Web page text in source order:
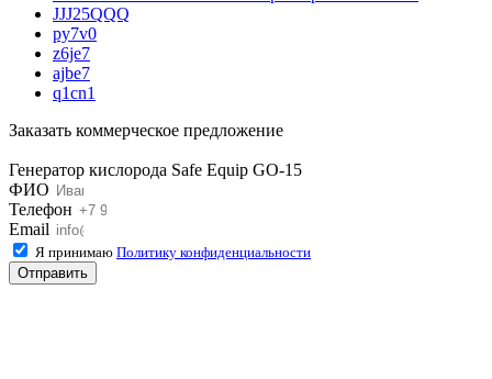
JJJ25QQQ
py7v0
z6je7
ajbe7
q1cn1
Заказать коммерческое предложение
Генератор кислорода Safe Equip GO-15
ФИО
Телефон
Email
Я принимаю Политику конфиденциальности
Отправить